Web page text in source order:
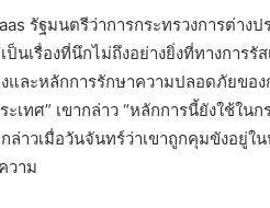
รัฐมนตรีว่าการกระทรวงการต่าง
เป็นเรื่องที่นึกไม่ถึงอย่างยิ่งที่ทางการ
และหลักการรักษาความปลอดภัยข
ะเทศ” เขากล่าว “หลักการนี้ยังใช้ใ
ล่าวเมื่อวันจันทร์ว่าเขาถูกคุมขังอยู่
วาม